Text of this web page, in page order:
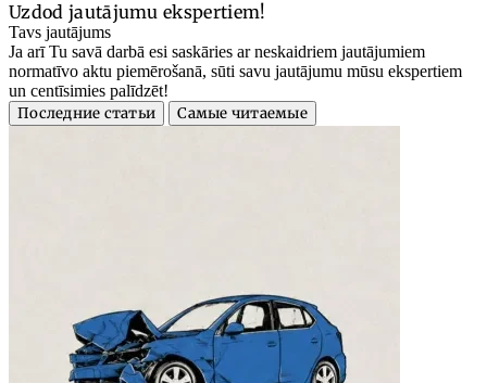
Uzdod jautājumu ekspertiem!
Tavs jautājums
Ja arī Tu savā darbā esi saskāries ar neskaidriem jautājumiem
normatīvo aktu piemērošanā, sūti savu jautājumu mūsu ekspertiem
un centīsimies palīdzēt!
Последние статьи
Самые читаемые